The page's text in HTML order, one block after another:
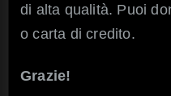
di alta qualità. Puoi
o carta di credito.
Grazie!